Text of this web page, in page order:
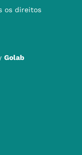
os direitos
Golab